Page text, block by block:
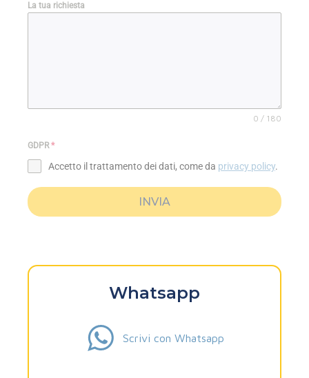
La tua richiesta
0 / 180
GDPR*
Accetto il trattamento dei dati, come da privacy policy.
INVIA
Whatsapp
Scrivi con Whatsapp